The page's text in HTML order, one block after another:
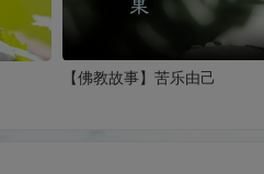
【佛教故事】苦乐由己